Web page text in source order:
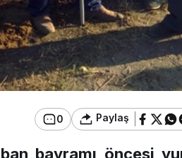
0 Paylaş
bayramı öncesi